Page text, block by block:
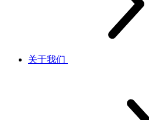
关于我们